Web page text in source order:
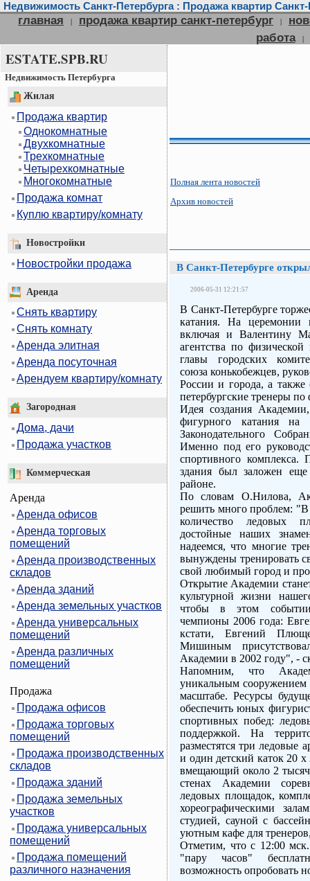
Недвижимость Санкт-Петербурга : Продажа квартир
главная | продажа квартир санкт-петербург |
работа
|
ESTATE.SPB.RU
Недвижимость Петербурга
Жилая
Продажа квартир
Однокомнатные
Двухкомнатные
Трехкомнатные
Четырехкомнатные
Многокомнатные
Продажа комнат
Куплю квартиру/комнату
Новостройки
Новостройки продажа
Аренда
Снять квартиру
Снять комнату
Аренда элитная
Аренда посуточная
Арендуем квартиру/комнату
Загородная
Дома, дачи
Продажа участков
Коммерческая
Аренда
Аренда офисов
Аренда торговых
помещений
Аренда производственных
складов
Аренда зданий
Аренда земельных участков
Аренда универсальных
помещений
Аренда различных
помещений
Продажа
Продажа офисов
Продажа торговых
помещений
Продажа производственных
складов
Продажа зданий
Продажа земельных
участков
Продажа универсальных
помещений
Продажа помещений
различного назначения
Полная лента новостей
Архив новостей
В Санкт-Петербурге
2006-05-31 12:21:57
В Санкт-Петербурге
катания. На церемонии
включая и Валентину
агентства по
главы городских
союза конькобежцев,
России и города, а
петербургские тренеры
Идея создания
фигурного катания на
Законодательного
Именно под его
спортивного комплекса.
здания был заложен
районе.
По словам О.Нилова,
решить много проблем: "В
количество ледовых
достойные наших
надеемся, что многие
вынуждены тренировать
свой любимый город и
Открытие Академии
культурной жизни
чтобы в этом событии
чемпионы 2006 года:
кстати, Евгений
Мишиным
Академии в 2002 году", -
Напомним, что
уникальным
масштабе. Ресурсы
обеспечить юных
спортивных побед:
поддержкой. На
разместятся три ледовые
и один детский каток 20
вмещающий около 2
стенах Академии
ледовых площадок,
хореографическими
студией, сауной с
уютным кафе для
Отметим, что с 12:00
"пару часов"
возможность опробовать